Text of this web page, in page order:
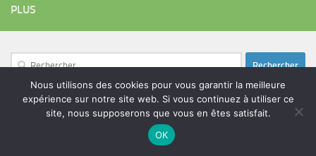
PLUS
Rechercher :
batteurbeatles
Nous utilisons des cookies pour vous garantir la meilleure
expérience sur notre site web. Si vous continuez à utiliser ce
site, nous supposerons que vous en êtes satisfait.
OK